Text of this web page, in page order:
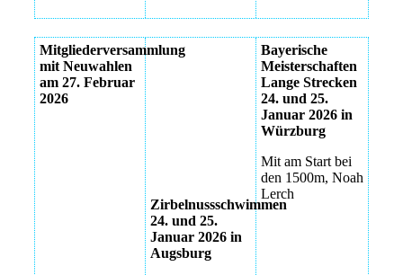
Mitgliederversammlung
mit Neuwahlen
am 27. Februar
2026
Zirbelnussschwimmen
24. und 25.
Januar 2026 in
Augsburg
Bayerische
Meisterschaften
Lange Strecken
24. und 25.
Januar 2026 in
Würzburg
Mit am Start bei
den 1500m, Noah
Lerch